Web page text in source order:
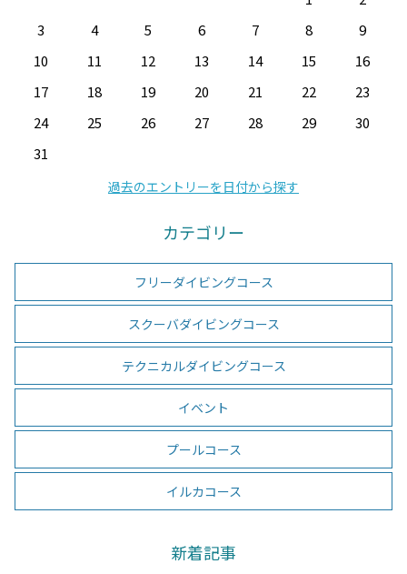
3
4 5 6 7 8
9
10
11 12 13 14 15
16
17
18 19 20 21 22
23
24
25 26 27 28 29
30
31
過去のエントリーを日付から探す
カテゴリー
フリーダイビングコース
スクーバダイビングコース
テクニカルダイビングコース
イベント
プールコース
イルカコース
新着記事